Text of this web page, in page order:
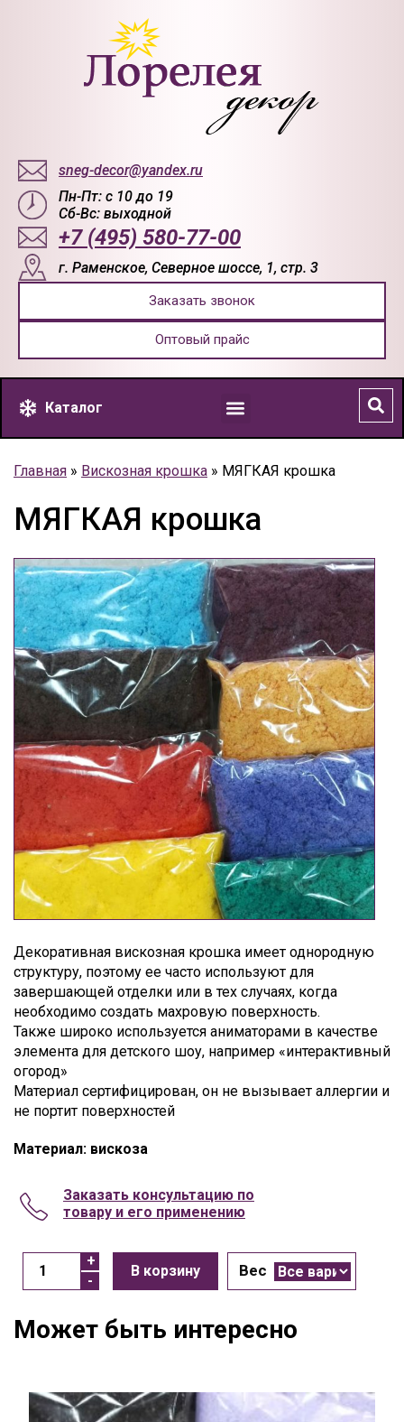
sneg-decor@yandex.ru
Пн-Пт: с 10 до 19
Сб-Вс: выходной
+7 (495) 580-77-00
г. Раменское, Северное шоссе, 1, стр. 3
Заказать звонок
Оптовый прайс
Каталог
Главная » Вискозная крошка » МЯГКАЯ крошка
МЯГКАЯ крошка
Декоративная вискозная крошка имеет однородную
структуру, поэтому ее часто используют для
завершающей отделки или в тех случаях, когда
необходимо создать махровую поверхность.
Также широко используется аниматорами в качестве
элемента для детского шоу, например «интерактивный
огород»
Материал сертифицирован, он не вызывает аллергии и
не портит поверхностей
Материал: вискоза
Заказать консультацию по
товару и его применению
В корзину Вес
Может быть интересно